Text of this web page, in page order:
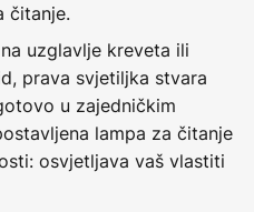
čitanje.
uzglavlje kreveta ili
prava svjetiljka stvara
u zajedničkim
lampa za čitanje
osvjetljava vaš vlastiti